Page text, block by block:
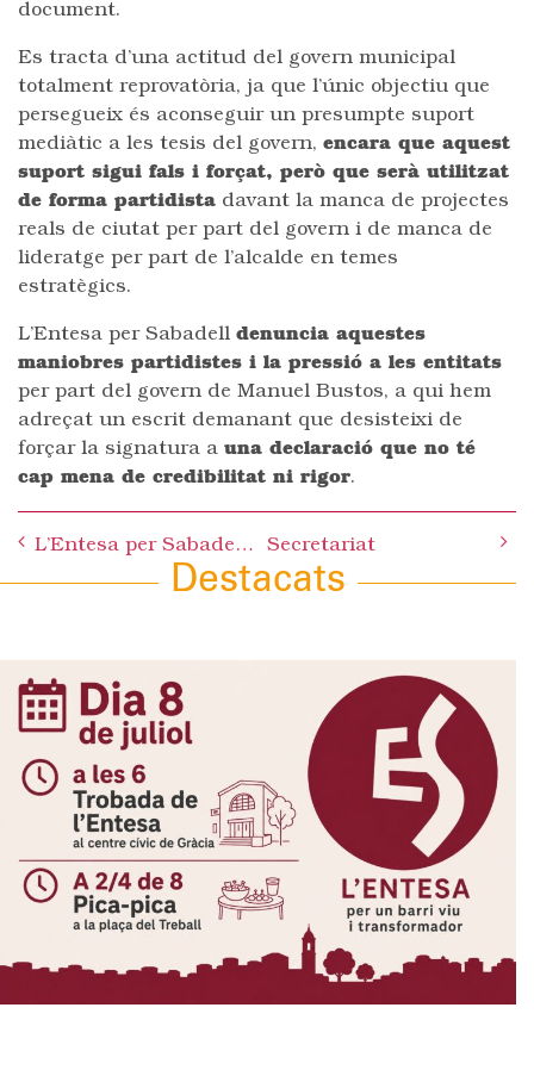
document.
Es tracta d’una actitud del govern municipal
totalment reprovatòria, ja que l’únic objectiu que
persegueix és aconseguir un presumpte suport
mediàtic a les tesis del govern, encara que aquest
suport sigui fals i forçat, però que serà utilitzat
de forma partidista davant la manca de projectes
reals de ciutat per part del govern i de manca de
lideratge per part de l’alcalde en temes
estratègics.
L’Entesa per Sabadell denuncia aquestes
maniobres partidistes i la pressió a les entitats
per part del govern de Manuel Bustos, a qui hem
adreçat un escrit demanant que desisteixi de
forçar la signatura a una declaració que no té
cap mena de credibilitat ni rigor.
navigation
L’Entesa per Sabadell demana a l’equip de govern una valoració sobre el primer any de funcionament del Rebost Solidari Secretariat
Destacats